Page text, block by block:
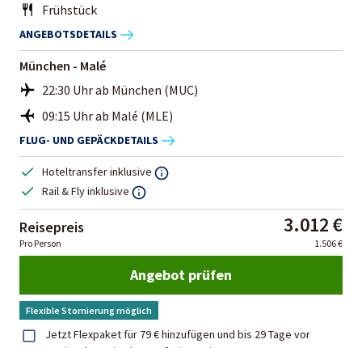
Frühstück
ANGEBOTSDETAILS
München - Malé
22:30 Uhr ab München (MUC)
09:15 Uhr ab Malé (MLE)
FLUG- UND GEPÄCKDETAILS
Hoteltransfer inklusive
Rail & Fly inklusive
Reisepreis 3.012 €
Pro Person 1.506 €
Angebot prüfen
Flexible Stornierung möglich
Jetzt Flexpaket für 79 € hinzufügen und bis 29 Tage vor